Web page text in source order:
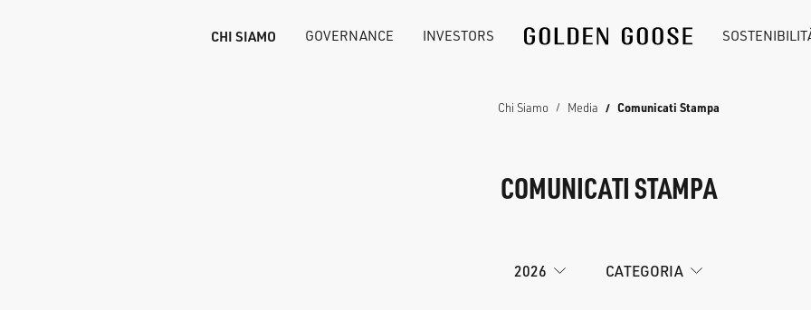
CHI SIAMO GOVERNANCE INVESTORS
Chi Siamo Media Comunicati Stampa
COMUNICATI STAMPA
2026 CATEGORIA